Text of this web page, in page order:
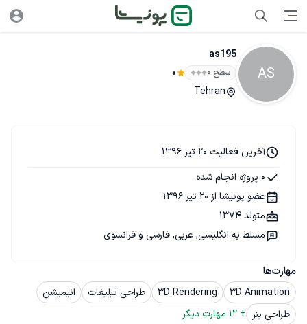
AS
as195
سطح ۰ 0
Tehran
مهارت‌ها
3D Animation
3D Rendering طراحی تبلیغات
انیمیشن
طراحی بنر +
12 مهارت دیگر
آخرین فعالیت 20 تیر 1396
0 پروژه انجام شده
عضو پونیشا از 20 تیر 1396
متولد 1374
مسلط به انگلیسی, عربی, فارسی و فرانسوی